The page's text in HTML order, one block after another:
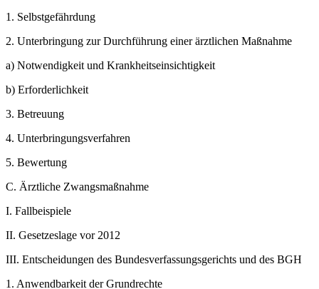
1. Selbstgefährdung
2. Unterbringung zur Durchführung einer ärztlichen Maßnahme
a) Notwendigkeit und Krankheitseinsichtigkeit
b) Erforderlichkeit
3. Betreuung
4. Unterbringungsverfahren
5. Bewertung
C. Ärztliche Zwangsmaßnahme
I. Fallbeispiele
II. Gesetzeslage vor 2012
III. Entscheidungen des Bundesverfassungsgerichts und des BGH
1. Anwendbarkeit der Grundrechte